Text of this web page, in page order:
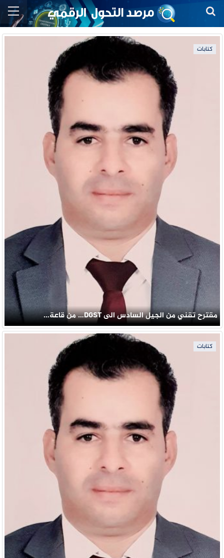
كتابات
مقترح تقني من الجيل السادس الى DGST… من قاعة…
كتابات